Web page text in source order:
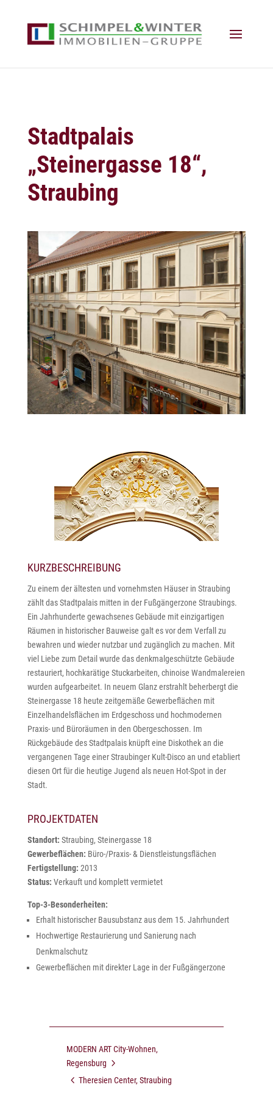
Stadtpalais
„Steinergasse 18“,
Straubing
KURZBESCHREIBUNG
Zu einem der ältesten und vornehmsten Häuser in Straubing
zählt das Stadtpalais mitten in der Fußgängerzone Straubings.
Ein Jahrhunderte gewachsenes Gebäude mit einzigartigen
Räumen in historischer Bauweise galt es vor dem Verfall zu
bewahren und wieder nutzbar und zugänglich zu machen. Mit
viel Liebe zum Detail wurde das denkmalgeschützte Gebäude
restauriert, hochkarätige Stuckarbeiten, chinoise Wandmalereien
wurden aufgearbeitet. In neuem Glanz erstrahlt beherbergt die
Steinergasse 18 heute zeitgemäße Gewerbeflächen mit
Einzelhandelsflächen im Erdgeschoss und hochmodernen
Praxis- und Büroräumen in den Obergeschossen. Im
Rückgebäude des Stadtpalais knüpft eine Diskothek an die
vergangenen Tage einer Straubinger Kult-Disco an und etabliert
diesen Ort für die heutige Jugend als neuen Hot-Spot in der
Stadt.
PROJEKTDATEN
Standort: Straubing, Steinergasse 18
Gewerbeflächen: Büro-/Praxis- & Dienstleistungsflächen
Fertigstellung: 2013
Status: Verkauft und komplett vermietet
Top-3-Besonderheiten:
Erhalt historischer Bausubstanz aus dem 15. Jahrhundert
Hochwertige Restaurierung und Sanierung nach
Denkmalschutz
Gewerbeflächen mit direkter Lage in der Fußgängerzone
MODERN ART City-Wohnen,
Regensburg
Theresien Center, Straubing